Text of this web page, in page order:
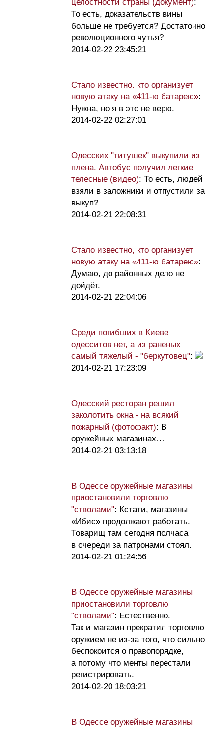
целостности страны (документ):
То есть, доказательств вины
больше не требуется? Достаточно
революционного чутья?
2014-02-22 23:45:21
Стало известно, кто организует
новую атаку на «411-ю батарею»:
Нужна, но я в это не верю.
2014-02-22 02:27:01
Одесских "титушек" выкупили из
плена. Автобус получил легкие
телесные (видео): То есть, людей
взяли в заложники и отпустили за
выкуп?
2014-02-21 22:08:31
Стало известно, кто организует
новую атаку на «411-ю батарею»:
Думаю, до районных дело не
дойдёт.
2014-02-21 22:04:06
Среди погибших в Киеве
одесситов нет, а из раненых
самый тяжелый - "беркутовец":
2014-02-21 17:23:09
Одесский ресторан решил
заколотить окна - на всякий
пожарный (фотофакт): В
оружейных магазинах…
2014-02-21 03:13:18
В Одессе оружейные магазины
приостановили торговлю
"стволами": Кстати, магазины
«Ибис» продолжают работать.
Товарищ там сегодня полчаса
в очереди за патронами стоял.
2014-02-21 01:24:56
В Одессе оружейные магазины
приостановили торговлю
"стволами": Естественно.
Так и магазин прекратил торговлю
оружием не из-за того, что сильно
беспокоится о правопорядке,
а потому что менты перестали
регистрировать.
2014-02-20 18:03:21
В Одессе оружейные магазины